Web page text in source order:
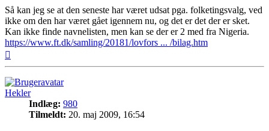
Så kan jeg se at den seneste har været udsat pga. folketingsvalg, ved
ikke om den har været gået igennem nu, og det er det der er sket.
Kan ikke finde navnelisten, men kan se der er 2 med fra Nigeria.
https://www.ft.dk/samling/20181/lovfors ... /bilag.htm
Hekler
Indlæg: 980
Tilmeldt: 20. maj 2009, 16:54